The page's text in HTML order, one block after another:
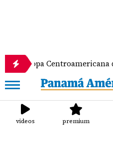
Copa Centroamericana de la
videos premium